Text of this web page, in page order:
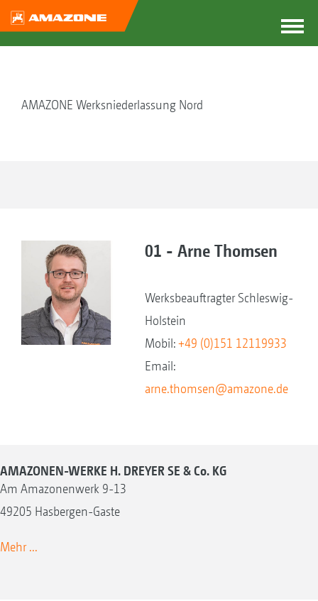
AMAZONE Werksniederlassung Nord
01 - Arne Thomsen
Werksbeauftragter Schleswig-
Holstein
Mobil:+49 (0)151 12119933
Email:
arne.thomsen@amazone.de
AMAZONEN-WERKE H. DREYER SE & Co. KG
Am Amazonenwerk 9-13
49205 Hasbergen-Gaste
Mehr ...